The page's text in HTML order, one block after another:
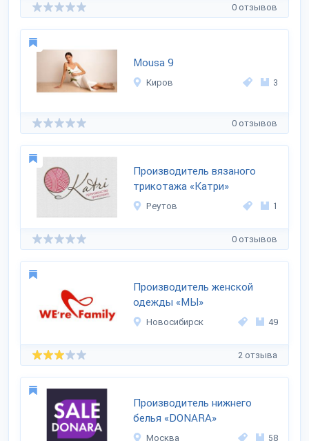
0 отзывов
Мousa 9
Киров 3
0 отзывов
Производитель вязаного
трикотажа «Катри»
Реутов 1
0 отзывов
Производитель женской
одежды «МЫ»
Новосибирск 49
2 отзыва
Производитель нижнего
белья «DONARA»
Москва 58